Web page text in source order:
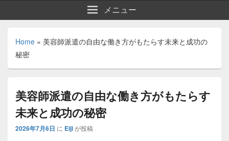
メニュー
Home » 美容師派遣の自由な働き方がもたらす未来と成功の
秘密
美容師派遣の自由な働き方がもたらす
未来と成功の秘密
2026年7月6日 に Eijiが投稿